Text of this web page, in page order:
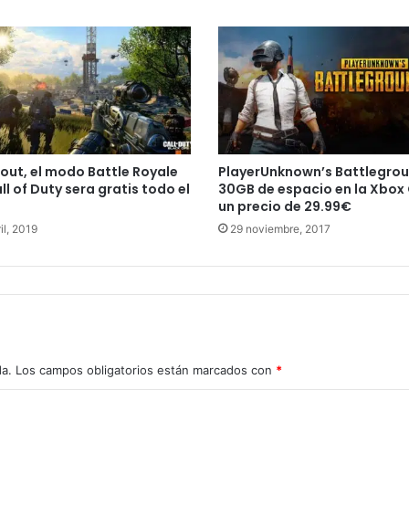
el modo Battle Royale
of Duty sera gratis todo el
2019
PlayerUnknown’s
30GB de espacio en la Xbox
un precio de 29.99€
29 noviembre, 2017
Los campos obligatorios están marcados con *